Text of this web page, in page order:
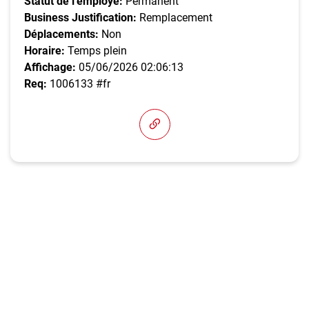
Business Justification: Remplacement
Déplacements: Non
Horaire: Temps plein
Affichage: 05/06/2026 02:06:13
Req: 1006133 #fr